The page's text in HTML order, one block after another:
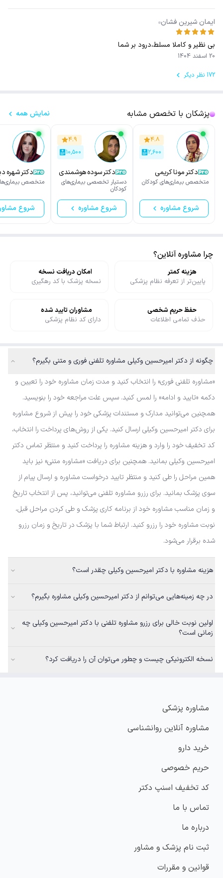
ایمان شیرین فشان
بی نظیر و کاملا مسلط،درود بر شما
20 اسفند 1404
172 نظر دیگر
پزشکان با تخصص مشابه نمایش همه
۴.۸
۲,۶۰۰
دکتر مونا کریمی
خالدی
متخصص بیماری‌های کودکان
شروع مشاوره
۴.۹
۱۰,۵۰۰
دکتر سوده هوشمندی
دستیار تخصصی بیماری‌های
کودکان
شروع مشاوره
دکتر شهره
متخصص
شروع
چرا مشاوره آنلاین؟
هزینه کمتر
پایین‌تر از تعرفه نظام پزشکی
امکان دریافت نسخه
نسخه پزشک با کد رهگیری
حفظ حریم شخصی
حذف تمامی اطلاعات
مشاوران تایید شده
دارای کد نظام پزشکی
چگونه از دکتر امیرحسین وکیلی مشاوره تلفنی فوری و متنی بگیرم؟
«مشاوره تلفنی فوری» را انتخاب کنید و مدت زمان مشاوره خود را تعیین و
دکمه «تایید و ادامه» را لمس کنید. سپس علت مراجعه خود را بنویسید.
همچنین می‌توانید مدارک و مستندات پزشکی خود را پیش از شروع مشاوره
برای دکتر امیرحسین وکیلی ارسال کنید. یکی از روش‌های پرداخت را انتخاب،
کد تخفیف خود را وارد و هزینه مشاوره را پرداخت کنید و منتظر تماس دکتر
امیرحسین وکیلی بمانید. همچنین برای دریافت «مشاوره متنی» نیز باید
همین مراحل را طی کنید و منتظر تایید درخواست مشاوره و ارسال پیام از
سوی پزشک بمانید. برای رزرو مشاوره تلفنی می‌توانید، پس از انتخاب تاریخ
و زمان مناسب مشاوره خود از برنامه کاری پزشک و طی کردن مراحل قبل،
نوبت مشاوره خود را رزرو کنید. ارتباط شما با پزشک در تاریخ و زمان رزرو
شده برقرار می‌شود.
هزینه مشاوره با دکتر امیرحسین وکیلی چقدر است؟
در چه زمینه‌هایی می‌توانم از دکتر امیرحسین وکیلی مشاوره بگیرم؟
اولین نوبت خالی برای رزرو مشاوره تلفنی با دکتر امیرحسین وکیلی چه
زمانی است؟
نسخه الکترونیکی چیست و چطور می‌توان آن را دریافت کرد؟
مشاوره پزشکی
مشاوره آنلاین روانشناسی
خرید دارو
حریم خصوصی
کد تخفیف اسنپ دکتر
تماس با ما
درباره ما
ثبت نام پزشک و مشاور
قوانین و مقررات